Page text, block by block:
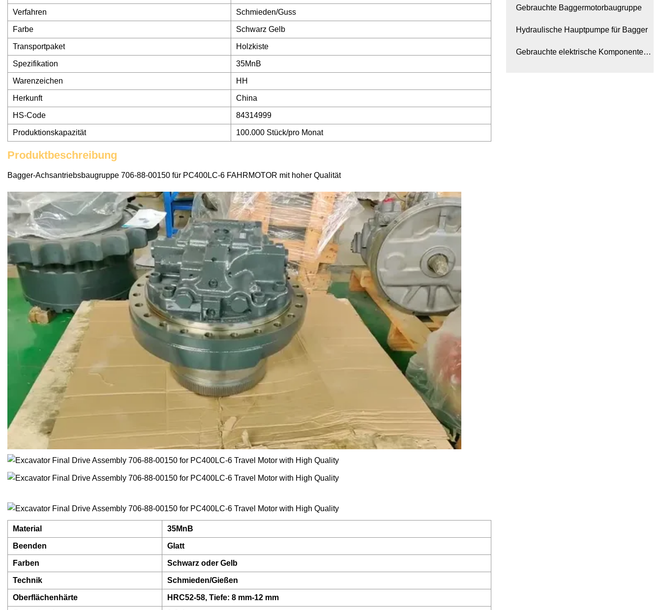
Verfahren Schmieden/Guss
Farbe Schwarz Gelb
Transportpaket Holzkiste
Spezifikation 35MnB
Warenzeichen HH
Herkunft China
HS-Code 84314999
Produktionskapazität 100.000 Stück/pro Monat
Produktbeschreibung
Bagger-Achsantriebsbaugruppe 706-88-00150 für PC400LC-6 FAHRMOTOR mit hoher Qualität
Material 35MnB
Beenden Glatt
Farben Schwarz oder Gelb
Technik Schmieden/Gießen
Oberflächenhärte HRC52-58, Tiefe: 8 mm-12 mm
Gebrauchte Baggermotorbaugruppe
Hydraulische Hauptpumpe für Bagger
Gebrauchte elektrische Komponenten